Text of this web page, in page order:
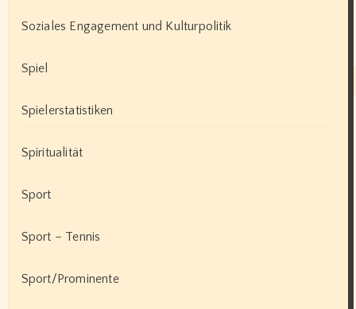
Soziales Engagement und Kulturpolitik
Spiel
Spielerstatistiken
Spiritualität
Sport
Sport – Tennis
Sport/Prominente